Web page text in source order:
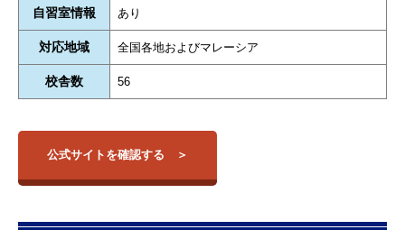
自習室情報 あり
対応地域 全国各地およびマレーシア
校舎数 56
公式サイトを確認する